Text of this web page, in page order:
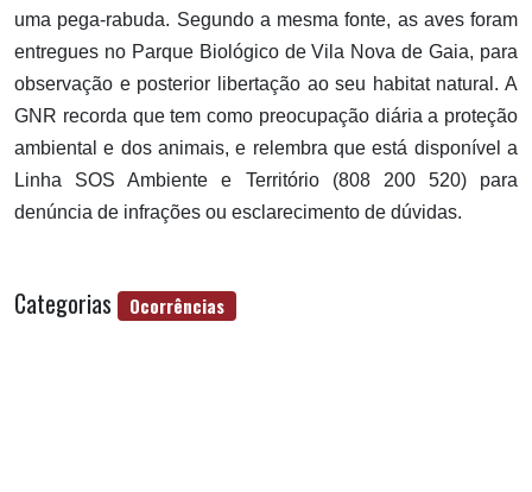
uma pega-rabuda. Segundo a mesma fonte, as aves foram
entregues no Parque Biológico de Vila Nova de Gaia, para
observação e posterior libertação ao seu habitat natural. A
GNR recorda que tem como preocupação diária a proteção
ambiental e dos animais, e relembra que está disponível a
Linha SOS Ambiente e Território (808 200 520) para
denúncia de infrações ou esclarecimento de dúvidas.
Categorias Ocorrências